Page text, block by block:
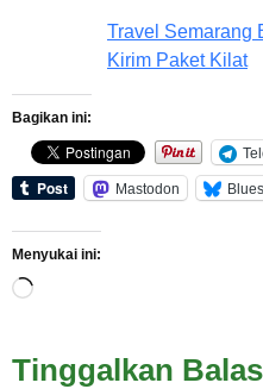
Travel Semarang
Kirim Paket Kilat
Bagikan ini:
Mastodon
Menyukai ini:
Tinggalkan